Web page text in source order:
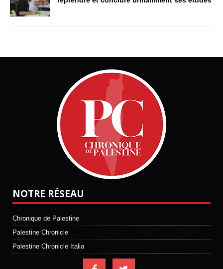
NOTRE RÉSEAU
Chronique de Palestine
Palestine Chronicle
Palestine Chronicle Italia